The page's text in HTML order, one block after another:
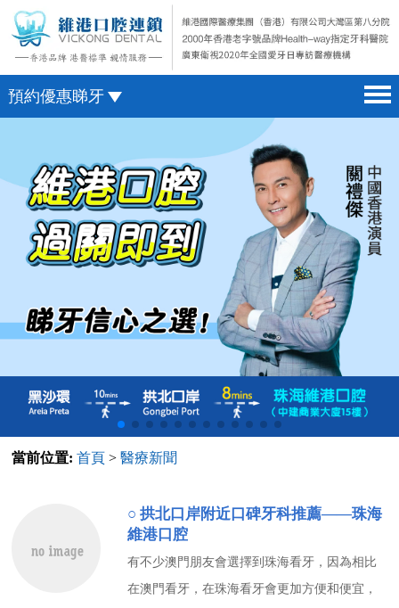
預約優惠睇牙
醫院簡介 hospital introduction
醫生介紹 doctor introduction
醫療新聞 medical news
箍牙 orthodontics
微信預約
WhatsApp預約
當前位置: 首頁 >醫療新聞
○ 拱北口岸附近口碑牙科推薦——珠海
維港口腔
有不少澳門朋友會選擇到珠海看牙，因為相比
在澳門看牙，在珠海看牙會更加方便和便宜，